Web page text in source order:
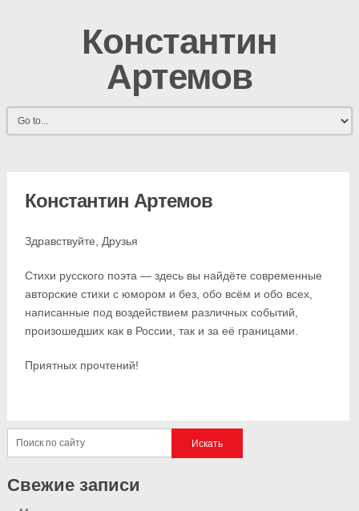
Константин
Артемов
Константин Артемов
Здравствуйте, Друзья
Стихи русского поэта — здесь вы найдёте современные
авторские стихи с юмором и без, обо всём и обо всех,
написанные под воздействием различных событий,
произошедших как в России, так и за её границами.
Приятных прочтений!
Свежие записи